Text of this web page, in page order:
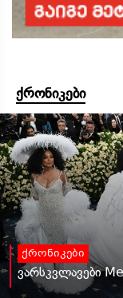
ქრონიკები
ქრონიკები
ვარსკვლავები